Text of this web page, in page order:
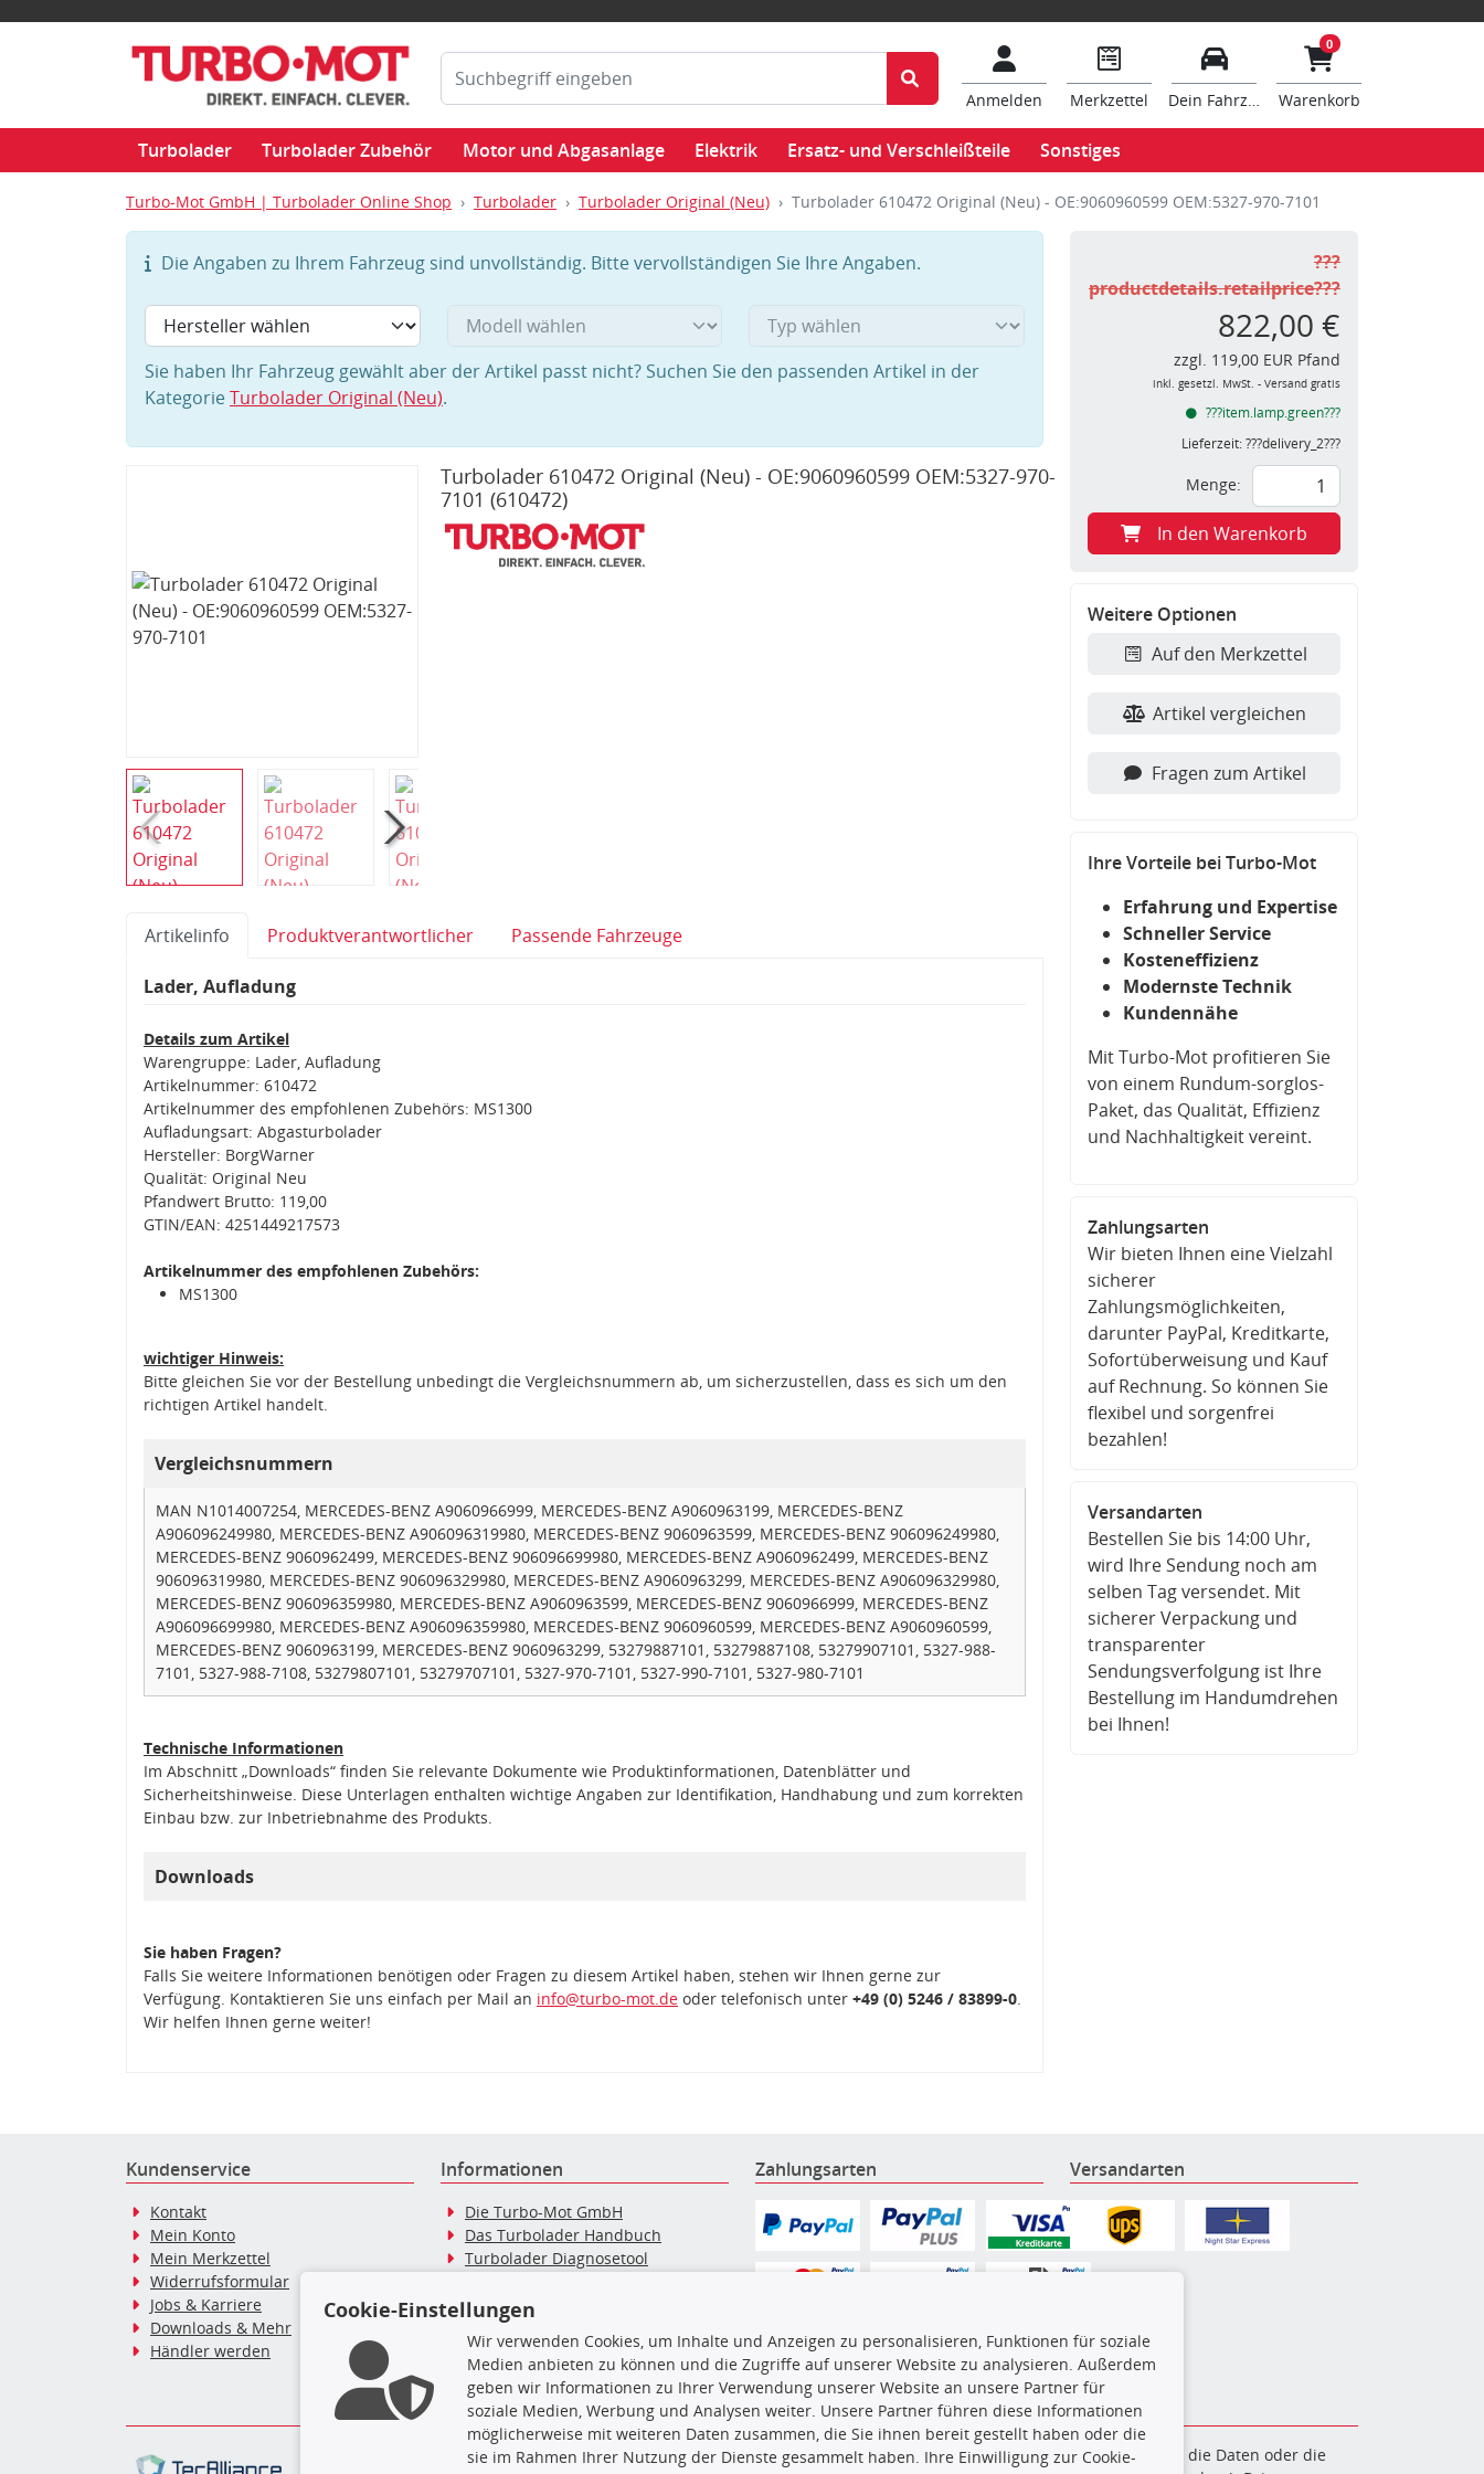
Anmelden Merkzettel Dein Fahrzeug
0
Warenkorb
Turbolader Turbolader Zubehör Motor und Abgasanlage Elektrik Ersatz- und Verschleißteile Sonstiges
Turbo-Mot GmbH | Turbolader Online Shop Turbolader Turbolader Original (Neu) Turbolader 610472 Original (Neu) - OE:9060960599 OEM:5327-970-7101
Die Angaben zu Ihrem Fahrzeug sind unvollständig. Bitte vervollständigen Sie Ihre Angaben.
Sie haben Ihr Fahrzeug gewählt aber der Artikel passt nicht? Suchen Sie den passenden Artikel in der
KategorieTurbolader Original (Neu).
Turbolader 610472 Original (Neu) - OE:9060960599 OEM:5327-970-
7101 (610472)
Artikelinfo Produktverantwortlicher Passende Fahrzeuge
Lader, Aufladung
Details zum Artikel
Warengruppe: Lader, Aufladung
Artikelnummer: 610472
Artikelnummer des empfohlenen Zubehörs: MS1300
Aufladungsart: Abgasturbolader
Hersteller: BorgWarner
Qualität: Original Neu
Pfandwert Brutto: 119,00
GTIN/EAN: 4251449217573
Artikelnummer des empfohlenen Zubehörs:
MS1300
wichtiger Hinweis:
Bitte gleichen Sie vor der Bestellung unbedingt die Vergleichsnummern ab, um sicherzustellen, dass es sich um den
richtigen Artikel handelt.
Vergleichsnummern
MAN N1014007254, MERCEDES-BENZ A9060966999, MERCEDES-BENZ A9060963199, MERCEDES-BENZ
A906096249980, MERCEDES-BENZ A906096319980, MERCEDES-BENZ 9060963599, MERCEDES-BENZ 906096249980,
MERCEDES-BENZ 9060962499, MERCEDES-BENZ 906096699980, MERCEDES-BENZ A9060962499, MERCEDES-BENZ
906096319980, MERCEDES-BENZ 906096329980, MERCEDES-BENZ A9060963299, MERCEDES-BENZ A906096329980,
MERCEDES-BENZ 906096359980, MERCEDES-BENZ A9060963599, MERCEDES-BENZ 9060966999, MERCEDES-BENZ
A906096699980, MERCEDES-BENZ A906096359980, MERCEDES-BENZ 9060960599, MERCEDES-BENZ A9060960599,
MERCEDES-BENZ 9060963199, MERCEDES-BENZ 9060963299, 53279887101, 53279887108, 53279907101, 5327-988-
7101, 5327-988-7108, 53279807101, 53279707101, 5327-970-7101, 5327-990-7101, 5327-980-7101
Technische Informationen
Im Abschnitt „Downloads“ finden Sie relevante Dokumente wie Produktinformationen, Datenblätter und
Sicherheitshinweise. Diese Unterlagen enthalten wichtige Angaben zur Identifikation, Handhabung und zum korrekten
Einbau bzw. zur Inbetriebnahme des Produkts.
Downloads
Sie haben Fragen?
Falls Sie weitere Informationen benötigen oder Fragen zu diesem Artikel haben, stehen wir Ihnen gerne zur
Verfügung. Kontaktieren Sie uns einfach per Mail an info@turbo-mot.de oder telefonisch unter +49 (0) 5246 / 83899-0.
Wir helfen Ihnen gerne weiter!
???
productdetails.retailprice???
822,00 €
zzgl. 119,00 EUR Pfand
inkl. gesetzl. MwSt. - Versand gratis
???item.lamp.green???
Lieferzeit:???delivery_2???
Menge:
In den Warenkorb
Weitere Optionen
Auf den Merkzettel
Artikel vergleichen
Fragen zum Artikel
Ihre Vorteile bei Turbo-Mot
Erfahrung und Expertise
Schneller Service
Kosteneffizienz
Modernste Technik
Kundennähe
Mit Turbo-Mot profitieren Sie
von einem Rundum-sorglos-
Paket, das Qualität, Effizienz
und Nachhaltigkeit vereint.
Zahlungsarten
Wir bieten Ihnen eine Vielzahl
sicherer
Zahlungsmöglichkeiten,
darunter PayPal, Kreditkarte,
Sofortüberweisung und Kauf
auf Rechnung. So können Sie
flexibel und sorgenfrei
bezahlen!
Versandarten
Bestellen Sie bis 14:00 Uhr,
wird Ihre Sendung noch am
selben Tag versendet. Mit
sicherer Verpackung und
transparenter
Sendungsverfolgung ist Ihre
Bestellung im Handumdrehen
bei Ihnen!
Kundenservice
Kontakt
Mein Konto
Mein Merkzettel
Widerrufsformular
Jobs & Karriere
Downloads & Mehr
Händler werden
Informationen
Die Turbo-Mot GmbH
Das Turbolader Handbuch
Turbolader Diagnosetool
Dieselpartikelfilter-Reinigung
Blog: Werkstattinformationen
Turbolader Hersteller
Turbolader nach Auto Marke
Zahlungsarten Versandarten
Die hier angezeigten Daten, insbesondere die gesamte Datenbank, dürfen nicht kopiert werden. Es ist zu unterlassen, die Daten oder die
Cookie-Einstellungen
Wir verwenden Cookies, um Inhalte und Anzeigen zu personalisieren, Funktionen für soziale
Medien anbieten zu können und die Zugriffe auf unserer Website zu analysieren. Außerdem
geben wir Informationen zu Ihrer Verwendung unserer Website an unsere Partner für
soziale Medien, Werbung und Analysen weiter. Unsere Partner führen diese Informationen
möglicherweise mit weiteren Daten zusammen, die Sie ihnen bereit gestellt haben oder die
sie im Rahmen Ihrer Nutzung der Dienste gesammelt haben. Ihre Einwilligung zur Cookie-